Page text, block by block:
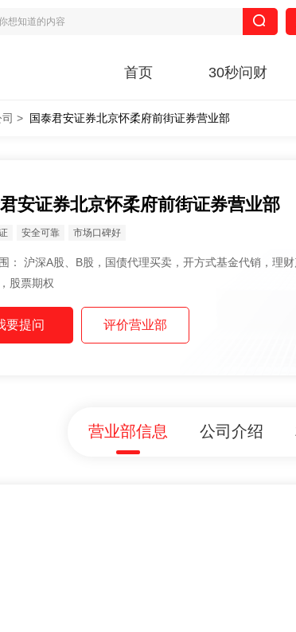
首页 30秒问财
> 国泰君安证券北京怀柔府前街证券营业部
安证券北京怀柔府前街证券营业部
安全可靠 市场口碑好
产品代销，科创板开户，融
股票期权
营业部信息 公司介绍